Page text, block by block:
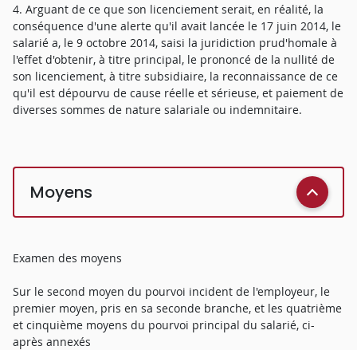
4. Arguant de ce que son licenciement serait, en réalité, la
conséquence d'une alerte qu'il avait lancée le 17 juin 2014, le
salarié a, le 9 octobre 2014, saisi la juridiction prud'homale à
l'effet d'obtenir, à titre principal, le prononcé de la nullité de
son licenciement, à titre subsidiaire, la reconnaissance de ce
qu'il est dépourvu de cause réelle et sérieuse, et paiement de
diverses sommes de nature salariale ou indemnitaire.
Moyens
Examen des moyens
Sur le second moyen du pourvoi incident de l'employeur, le
premier moyen, pris en sa seconde branche, et les quatrième
et cinquième moyens du pourvoi principal du salarié, ci-
après annexés